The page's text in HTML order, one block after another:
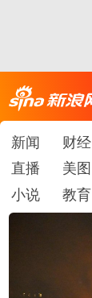
新闻 财经
直播
美图
小说
教育